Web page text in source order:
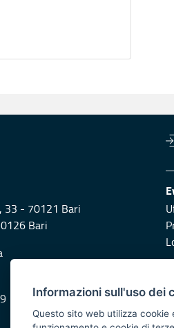
33 - 70121 Bari
Bari
Informazioni sull'uso dei
Questo sito web utilizza